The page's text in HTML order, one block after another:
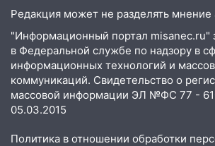
13:00 Водитель без прав
припаркованный автомобиль
12:37 Переезжал «зебру» на
велосипеде и попал под
12:18 Вспыхнул изнутри: в
Железнодорожном районе
Редакция может не разделять мнение
"Информационный портал misanec.ru"
в Федеральной службе по надзору в
информационных технологий и
коммуникаций. Свидетельство о
массовой информации ЭЛ №ФС 77 -
05.03.2015
Политика в отношении обработки